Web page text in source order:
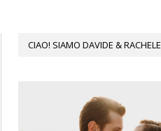
CIAO! SIAMO DAVIDE & RACHELE